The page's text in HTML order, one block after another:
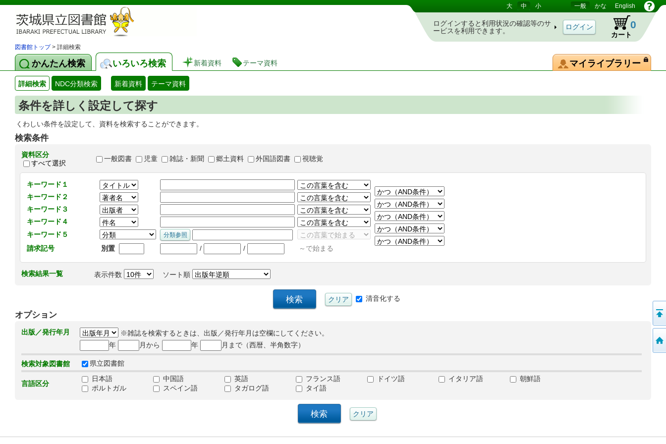
茨城県立図書館 蔵書検索・予約システム 大 中 小 一般 かな English
ログインすると利用状況の確認等のサ
ービスを利用できます。
カート
0
図書館トップ> 詳細検索
かんたん検索 いろいろ検索 新着資料 テーマ資料 マイライブラリー
詳細検索 NDC分類検索 新着資料 テーマ資料
条件を詳しく設定して探す
くわしい条件を設定して、資料を検索することができます。
検索条件
資料区分
すべて選択
一般図書 児童 雑誌・新聞 郷土資料 外国語図書 視聴覚
キーワード１
キーワード２
キーワード３
キーワード４
キーワード５
請求記号
別置 / / ～で始まる
検索結果一覧 表示件数 ソート順
清音化する
オプション
出版／発行年月
※雑誌を検索するときは、出版／発行年月は空欄にしてください。
年
月から 年 月まで（西暦、半角数字）
検索対象図書館 県立図書館
言語区分
日本語 中国語 英語 フランス語 ドイツ語 イタリア語
朝鮮語
ポルトガル
スペイン語 タガログ語 タイ語